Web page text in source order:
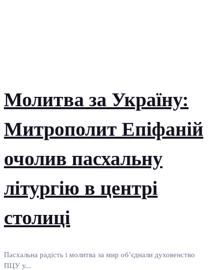
Молитва за Україну:
Митрополит Епіфаній
очолив пасхальну
літургію в центрі
столиці
Пасхальна радість і молитва за мир об’єднали духовенство
ПЦУ у...